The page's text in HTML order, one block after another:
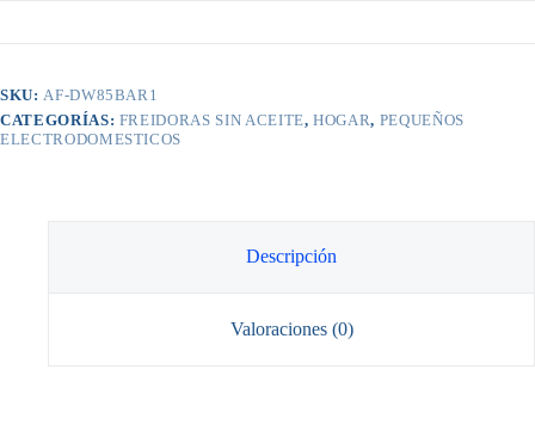
SKU: AF-DW85BAR1
CATEGORÍAS: FREIDORAS SIN ACEITE,HOGAR, PEQUEÑOS
ELECTRODOMESTICOS
Descripción
Valoraciones (0)